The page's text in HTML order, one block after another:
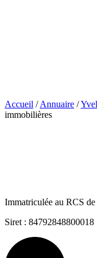
Accueil / Annuaire /
immobilières
Immatriculée au RCS
Siret : 84792848800018